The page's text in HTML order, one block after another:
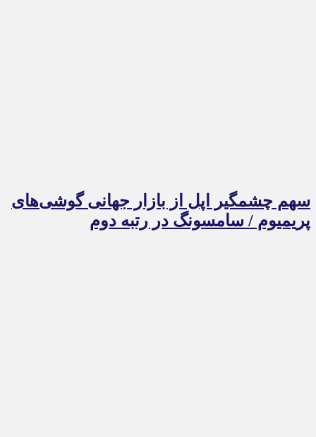
سهم چشمگیر اپل از بازار جهانی گوشی‌های
پریمیوم / سامسونگ در رتبه دوم